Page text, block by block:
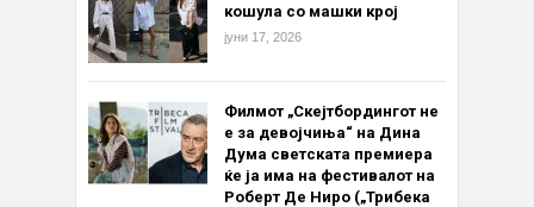
кошула со машки крој
јуни 17, 2026
Филмот „Скејтбордингот не
е за девојчиња“ на Дина
Дума светската премиера
ќе ја има на фестивалот на
Роберт Де Ниро („Трибека